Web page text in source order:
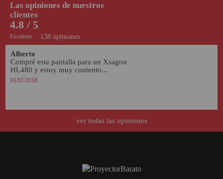
138 opiniones
4.8 / 5
Excelente
Las opiniones de nuestros
clientes
Alberto
Compré esta pantalla para un Xsagon
HL480 y estoy muy contento...
01/01/2018
ver todas las opiniones